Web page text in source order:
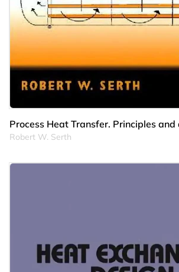
Process Heat Transfer. Principles
Robert W. Serth